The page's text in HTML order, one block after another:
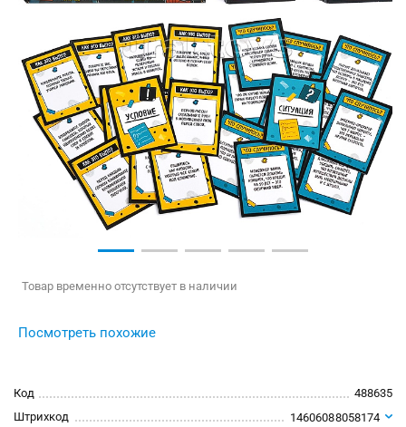
Товар временно отсутствует в наличии
Посмотреть похожие
Код
488635
Штрихкод
14606088058174